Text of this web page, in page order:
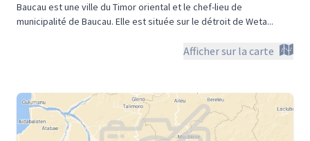
Baucau est une ville du Timor oriental et le chef-lieu de
municipalité de Baucau. Elle est située sur le détroit de Weta...
Afficher sur la carte